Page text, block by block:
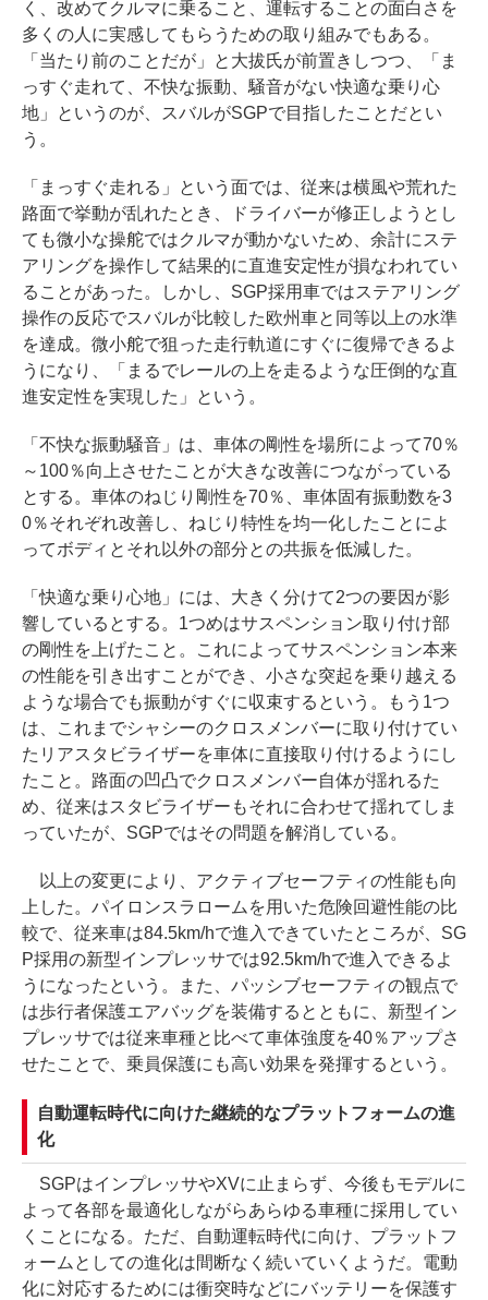
く、改めてクルマに乗ること、運転することの面白さを
多くの人に実感してもらうための取り組みでもある。
「当たり前のことだが」と大拔氏が前置きしつつ、「ま
っすぐ走れて、不快な振動、騒音がない快適な乗り心
地」というのが、スバルがSGPで目指したことだとい
う。
「まっすぐ走れる」という面では、従来は横風や荒れた
路面で挙動が乱れたとき、ドライバーが修正しようとし
ても微小な操舵ではクルマが動かないため、余計にステ
アリングを操作して結果的に直進安定性が損なわれてい
ることがあった。しかし、SGP採用車ではステアリング
操作の反応でスバルが比較した欧州車と同等以上の水準
を達成。微小舵で狙った走行軌道にすぐに復帰できるよ
うになり、「まるでレールの上を走るような圧倒的な直
進安定性を実現した」という。
「不快な振動騒音」は、車体の剛性を場所によって70％
～100％向上させたことが大きな改善につながっている
とする。車体のねじり剛性を70％、車体固有振動数を3
0％それぞれ改善し、ねじり特性を均一化したことによ
ってボディとそれ以外の部分との共振を低減した。
「快適な乗り心地」には、大きく分けて2つの要因が影
響しているとする。1つめはサスペンション取り付け部
の剛性を上げたこと。これによってサスペンション本来
の性能を引き出すことができ、小さな突起を乗り越える
ような場合でも振動がすぐに収束するという。もう1つ
は、これまでシャシーのクロスメンバーに取り付けてい
たリアスタビライザーを車体に直接取り付けるようにし
たこと。路面の凹凸でクロスメンバー自体が揺れるた
め、従来はスタビライザーもそれに合わせて揺れてしま
っていたが、SGPではその問題を解消している。
以上の変更により、アクティブセーフティの性能も向
上した。パイロンスラロームを用いた危険回避性能の比
較で、従来車は84.5km/hで進入できていたところが、SG
P採用の新型インプレッサでは92.5km/hで進入できるよ
うになったという。また、パッシブセーフティの観点で
は歩行者保護エアバッグを装備するとともに、新型イン
プレッサでは従来車種と比べて車体強度を40％アップさ
せたことで、乗員保護にも高い効果を発揮するという。
自動運転時代に向けた継続的なプラットフォームの進
化
SGPはインプレッサやXVに止まらず、今後もモデルに
よって各部を最適化しながらあらゆる車種に採用してい
くことになる。ただ、自動運転時代に向け、プラットフ
ォームとしての進化は間断なく続いていくようだ。電動
化に対応するためには衝突時などにバッテリーを保護す